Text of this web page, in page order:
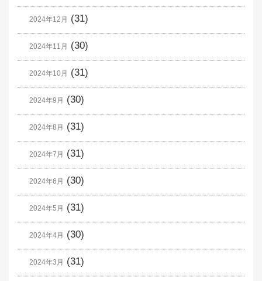
2024年12月 (31)
2024年11月 (30)
2024年10月 (31)
2024年9月 (30)
2024年8月 (31)
2024年7月 (31)
2024年6月 (30)
2024年5月 (31)
2024年4月 (30)
2024年3月 (31)